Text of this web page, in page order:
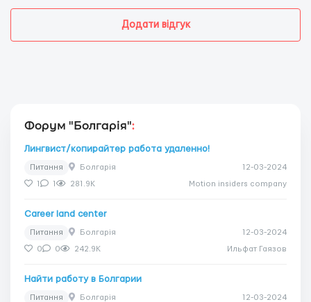
Додати відгук
Форум "Болгарія":
Лингвист/копирайтер работа удаленно!
Питання Болгарія 12-03-2024
1 1 281.9K Motion insiders company
Career land center
Питання Болгарія 12-03-2024
0 0 242.9K Ильфат Гаязов
Найти работу в Болгарии
Питання Болгарія 12-03-2024